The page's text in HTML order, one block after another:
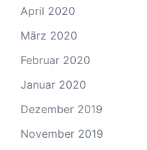
April 2020
März 2020
Februar 2020
Januar 2020
Dezember 2019
November 2019